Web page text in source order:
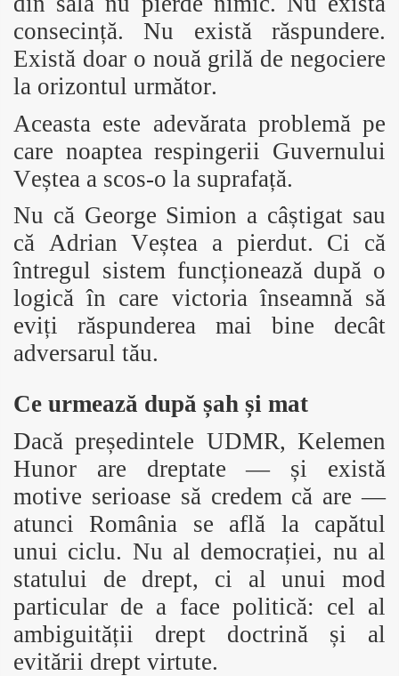
consecință. Nu există răspundere.
Există doar o nouă grilă de negociere
la orizontul următor.
Aceasta este adevărata problemă pe
care noaptea respingerii Guvernului
Veștea a scos-o la suprafață.
Nu că George Simion a câștigat sau
că Adrian Veștea a pierdut. Ci că
întregul sistem funcționează după o
logică în care victoria înseamnă să
eviți răspunderea mai bine decât
adversarul tău.
Ce urmează după șah și mat
Dacă președintele UDMR, Kelemen
Hunor are dreptate — și există
motive serioase să credem că are —
atunci România se află la capătul
unui ciclu. Nu al democrației, nu al
statului de drept, ci al unui mod
particular de a face politică: cel al
ambiguității drept doctrină și al
evitării drept virtute.